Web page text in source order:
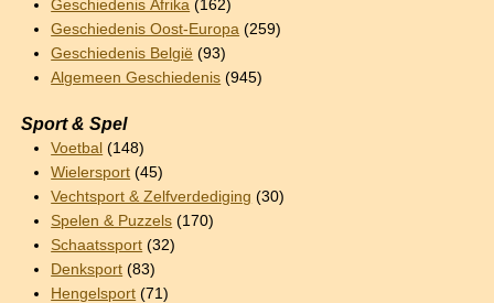
Geschiedenis Afrika (162)
Geschiedenis Oost-Europa (259)
Geschiedenis België (93)
Algemeen Geschiedenis (945)
Sport & Spel
Voetbal (148)
Wielersport (45)
Vechtsport & Zelfverdediging (30)
Spelen & Puzzels (170)
Schaatssport (32)
Denksport (83)
Hengelsport (71)